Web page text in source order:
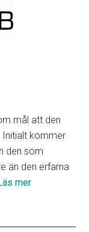
mål att den
Initialt kommer
den som
än den erfarna
merom